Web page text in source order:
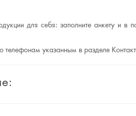
для себя: заполните анкету и в
телефонам указанным в разделе